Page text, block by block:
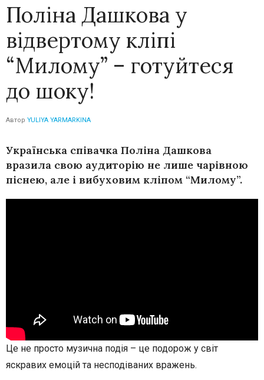
Поліна Дашкова у
відвертому кліпі
“Милому” – готуйтеся
до шоку!
Автор YULIYA YARMARKINA
Українська співачка Поліна Дашкова
вразила свою аудиторію не лише чарівною
піснею, але і вибуховим кліпом “Милому”.
Це не просто музична подія – це подорож у світ
яскравих емоцій та несподіваних вражень.